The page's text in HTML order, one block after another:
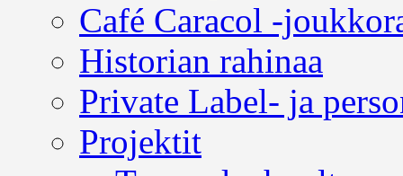
Café Caracol -
Historian rahinaa
Private Label- ja
Projektit